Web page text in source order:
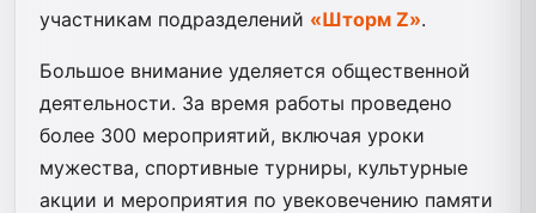
участникам подразделений «Шторм Z».
Большое внимание уделяется общественной
деятельности. За время работы проведено
более 300 мероприятий, включая уроки
мужества, спортивные турниры, культурные
акции и мероприятия по увековечению памяти